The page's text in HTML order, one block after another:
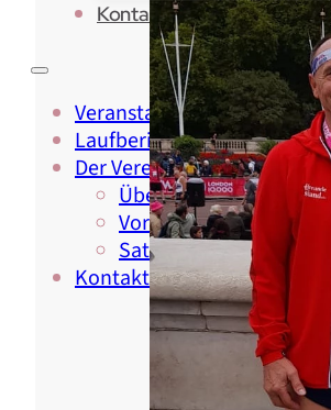
Kontakt
Veranstaltungen
Laufberichte
Der Verein
Über Uns
Vorstand & Beirat
Satzung
Kontakt